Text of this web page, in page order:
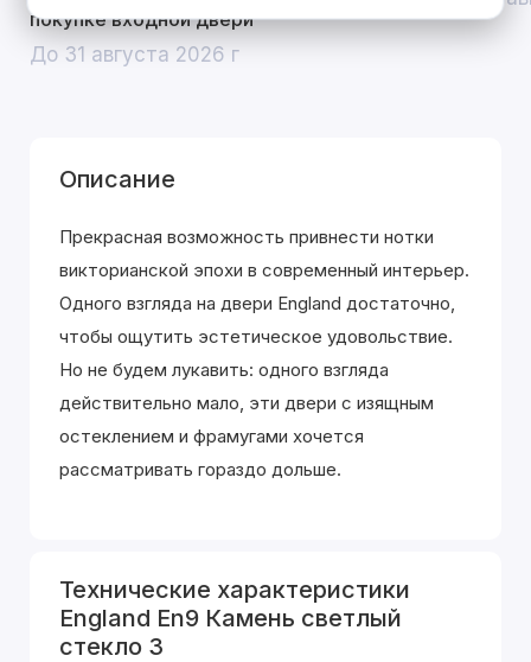
покупке входной двери
До 31 августа 2026 г
Описание
Прекрасная возможность привнести нотки
викторианской эпохи в современный интерьер.
Одного взгляда на двери England достаточно,
чтобы ощутить эстетическое удовольствие.
Но не будем лукавить: одного взгляда
действительно мало, эти двери с изящным
остеклением и фрамугами хочется
рассматривать гораздо дольше.
Технические характеристики
England En9 Камень светлый
стекло 3